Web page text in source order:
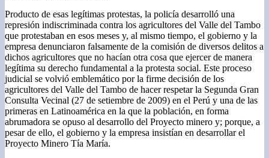
Producto de esas legítimas protestas, la policía desarrolló una
represión indiscriminada contra los agricultores del Valle del Tambo
que protestaban en esos meses y, al mismo tiempo, el gobierno y la
empresa denunciaron falsamente de la comisión de diversos delitos a
dichos agricultores que no hacían otra cosa que ejercer de manera
legítima su derecho fundamental a la protesta social. Este proceso
judicial se volvió emblemático por la firme decisión de los
agricultores del Valle del Tambo de hacer respetar la Segunda Gran
Consulta Vecinal (27 de setiembre de 2009) en el Perú y una de las
primeras en Latinoamérica en la que la población, en forma
abrumadora se opuso al desarrollo del Proyecto minero y; porque, a
pesar de ello, el gobierno y la empresa insistían en desarrollar el
Proyecto Minero Tía María.